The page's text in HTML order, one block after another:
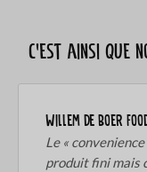
C’est ainsi que
Willem de Boer
Le «
produit fini mais